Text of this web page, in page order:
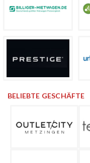
BELIEBTE GESCHÄFTE